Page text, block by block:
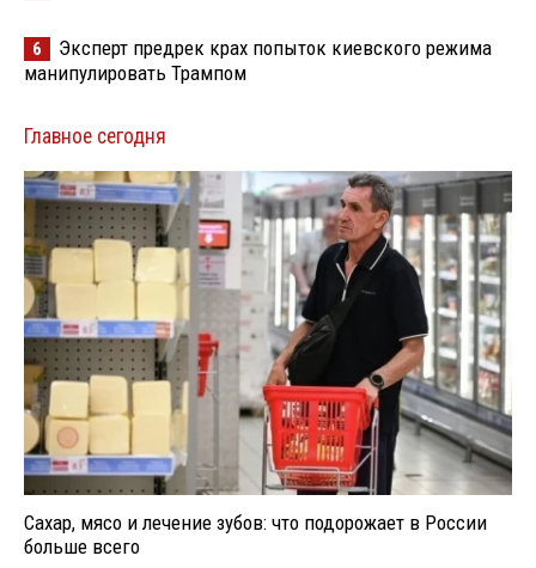
6
Эксперт предрек крах попыток киевского режима
манипулировать Трампом
Главное сегодня
Сахар, мясо и лечение зубов: что подорожает в России
больше всего